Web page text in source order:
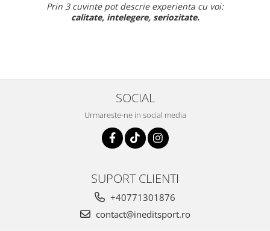
3 cuvinte pot descrie experienta cu voi:
calitate, intelegere, seriozitate.
Recomand
SOCIAL
Urmareste-ne in social media
SUPORT CLIENTI
+40771301876
contact@ineditsport.ro